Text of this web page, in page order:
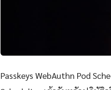
Passkeys WebAuthn Pod